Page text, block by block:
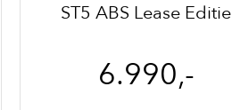
ST5 ABS Lease Editie
6.990,-